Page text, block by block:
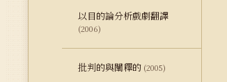
以目的論分析戲劇翻譯
(2006)
批判的與闡釋的 (2005)